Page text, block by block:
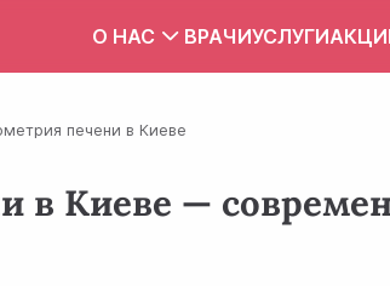
О НАС
Зона обслуживания
ВРАЧИУСЛУГИ
печени в Киеве
в Киеве —